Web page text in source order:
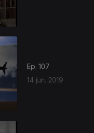
Ep. 107
14 jun. 2019